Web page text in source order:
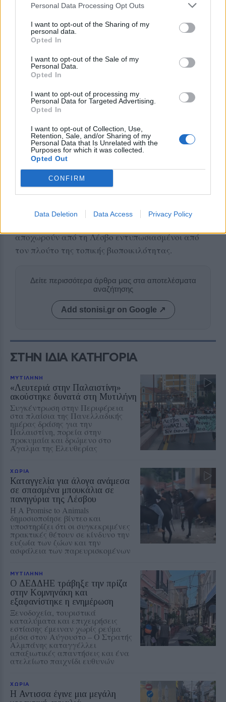
Personal Data Processing Opt Outs
I want to opt-out of the Sharing of my
personal data.
Opted In
I want to opt-out of the Sale of my
Personal Data.
Opted In
I want to opt-out of processing my
Personal Data for Targeted Advertising.
Opted In
I want to opt-out of Collection, Use,
Retention, Sale, and/or Sharing of my
Personal Data that Is Unrelated with the
Purposes for which it was collected.
Opted Out
CONFIRM
Data Deletion Data Access Privacy Policy
επιβεβαιώνει πως η φετινή άνοιξη υπήρξε
εξαιρετικά ευνοϊκή για τη μεταναστευτική πανίδα
της Λέσβου.
Ένα φυσικό θέαμα που ενθουσιάζει τους
επισκέπτες
Οι αυξημένες βροχοπτώσεις της φετινής άνοιξης
φαίνεται πως λειτούργησαν ευεργετικά για το
οικοσύστημα των υγροτόπων του Κόλπου
Καλλονής, δημιουργώντας ιδανικές συνθήκες για
τα μεταναστευτικά πουλιά.
Το αποτέλεσμα είναι ένα εντυπωσιακό φυσικό
φαινόμενο που προσελκύει επισκέπτες,
φωτογράφους φύσης και παρατηρητές πουλιών
αποχωρούν από τη Λέσβο εντυπωσιασμένοι από
τον πλούτο της τοπικής βιοποικιλότητας.
Δείτε περισσότερα άρθρα μας στα αποτελέσματα
αναζήτησης
Add stonisi.gr on Google ↗
ΣΤΗΝ ΙΔΙΑ ΚΑΤΗΓΟΡΙΑ
ΜΥΤΙΛΗΝΗ
«Λευτεριά στην Παλαιστίνη»
ακούστηκε δυνατά στη Μυτιλήνη
Συγκέντρωση στην Περιφέρεια
στα πλαίσια της Πανελλαδικής
ημέρας δράσης για την
Παλαιστίνη, πορεία στην
προκυμαία και δρώμενο στο
Άγαλμα της Ελευθερίας
ΧΩΡΙΑ
Καταγγελία για άλογα ανάμεσα
σε σπασμένα μπουκάλια σε
πανηγύρια της Λέσβου
Η A Promise to Animals
δημοσιοποίησε βίντεο και
υποστηρίζει ότι οι συγκεκριμένες
πρακτικές θέτουν σε κίνδυνο την
ευζωία των ζώων και την
ασφάλεια των παρευρισκομένων
ΜΥΤΙΛΗΝΗ
Ο ΔΕΔΔΗΕ τράβηξε την πρίζα
στην Κομνηνάκη και
εξαφανίστηκε η ενημέρωση
Ξενοδοχεία, τουριστικά
καταλύματα και επιχειρήσεις
εστίασης έμειναν χωρίς ρεύμα
μέσα στον Αύγουστο – Ο Στρατής
Αλμπάνης καταγγέλλει
απαξιωτικές απαντήσεις και ένα
ατελείωτο παιχνίδι ευθυνών
ΧΩΡΙΑ
Η Αντισσα έγινε μια μεγάλη